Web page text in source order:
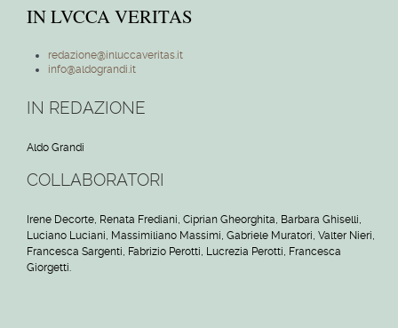
IN LVCCA VERITAS
redazione@inluccaveritas.it
info@aldograndi.it
IN REDAZIONE
Aldo Grandi
COLLABORATORI
Irene Decorte, Renata Frediani, Ciprian Gheorghita, Barbara Ghiselli,
Luciano Luciani, Massimiliano Massimi, Gabriele Muratori, Valter Nieri,
Francesca Sargenti, Fabrizio Perotti, Lucrezia Perotti, Francesca
Giorgetti.